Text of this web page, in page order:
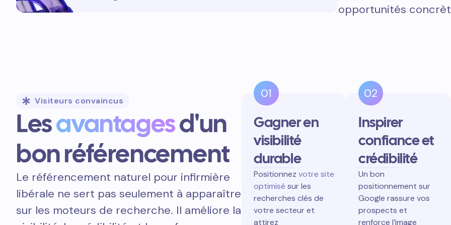
opportunités
Visiteurs convaincus
Lesavantagesd'un
bon référencement
Le référencement naturel pour infirmière
libérale ne sert pas seulement à apparaître
sur les moteurs de recherche. Il améliore la
01
Gagner en
visibilité
durable
Positionnez votre site
optimisé sur les
recherches clés de
votre secteur et
attirez
02
Inspirer
confiance et
crédibilité
Un bon
positionnement sur
Google rassure vos
prospects et
renforce l’image